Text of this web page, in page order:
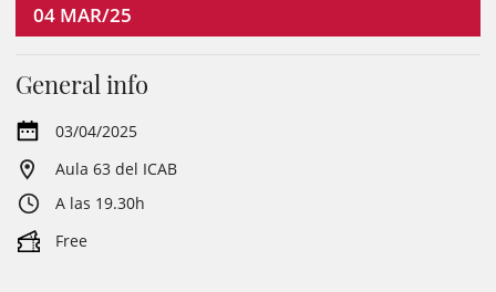
04 MAR/25
General info
03/04/2025
Aula 63 del ICAB
A las 19.30h
Free